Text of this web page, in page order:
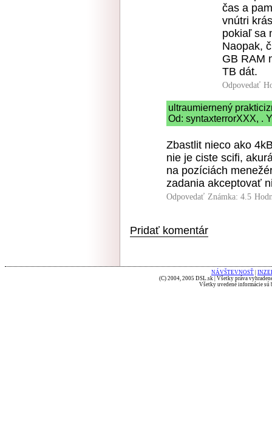
čas a
vnútri
pokiaľ sa
Naopak,
GB RAM
TB dát.
Odpovedať
ultraumiernený
Od: syntaxterrorXXX, .
Zbastlit nieco ako
nie je ciste scifi,
na pozíciách
zadania akceptovať
Odpovedať Známka: 4.5
Pridať komentár
NÁVŠTEVNOSŤ
(C) 2004, 2005 DSL.sk | Všetky práva
Všetky uvedené informácie sú